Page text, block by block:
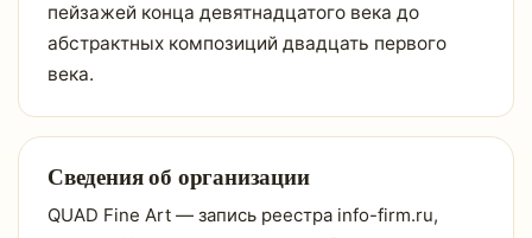
пейзажей конца девятнадцатого века до
абстрактных композиций двадцать первого
века.
Сведения об организации
QUAD Fine Art — запись реестра info-firm.ru,